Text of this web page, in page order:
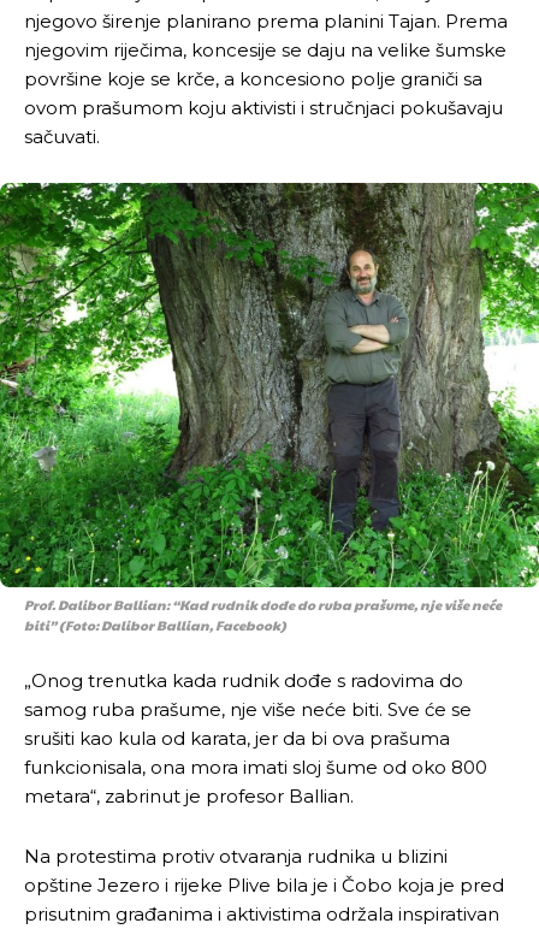
Pusti priču da živi!
Pusti priču da živi!
njegovo širenje planirano prema planini Tajan. Prema
njegovim riječima, koncesije se daju na velike šumske
površine koje se krče, a koncesiono polje graniči sa
ovom prašumom koju aktivisti i stručnjaci pokušavaju
sačuvati.
Prof. Dalibor Ballian: “Kad rudnik dođe do ruba prašume, nje više neće
biti” (Foto: Dalibor Ballian, Facebook)
„Onog trenutka kada rudnik dođe s radovima do
samog ruba prašume, nje više neće biti. Sve će se
srušiti kao kula od karata, jer da bi ova prašuma
funkcionisala, ona mora imati sloj šume od oko 800
metara“, zabrinut je profesor Ballian.
Na protestima protiv otvaranja rudnika u blizini
opštine Jezero i rijeke Plive bila je i Čobo koja je pred
prisutnim građanima i aktivistima održala inspirativan